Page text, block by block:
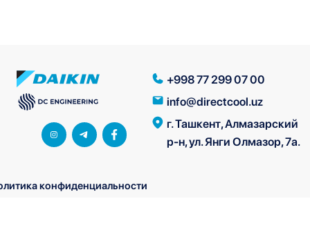
+998 77 299 07 00
info@directcool.uz
г. Ташкент, Алмазарский
р-н, ул. Янги Олмазор, 7а.
конфиденциальности